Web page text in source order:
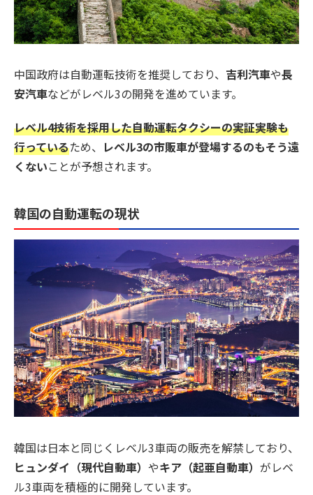
中国政府は自動運転技術を推奨しており、 吉利汽車や長
安汽車などがレベル3の開発を進めています。
レベル4技術を採用した自動運転タクシーの実証実験も
行っているため、 レベル3の市販車が登場するのもそう遠
くないことが予想されます。
韓国の自動運転の現状
韓国は日本と同じくレベル3車両の販売を解禁しており、
ヒュンダイ（現代自動車） やキア（起亜自動車） がレベ
ル3車両を積極的に開発しています。